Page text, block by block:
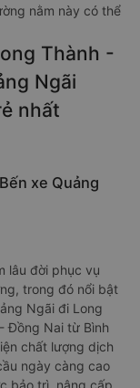
nằm này có thể
Thành -
Ngãi
nhất
xe Quảng
lâu đời phục vụ
trong đó nổi bật
Ngãi đi Long
Đồng Nai từ Bình
chất lượng dịch
ngày càng cao
bảo trì, nâng cấp